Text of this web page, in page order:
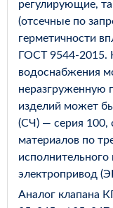
регулирующие,
(отсечные по
герметичности
ГОСТ 9544-2015.
водоснабжения
неразгруженную
изделий может
(СЧ) — серия 100,
материалов по
электропривод
Аналог клапана